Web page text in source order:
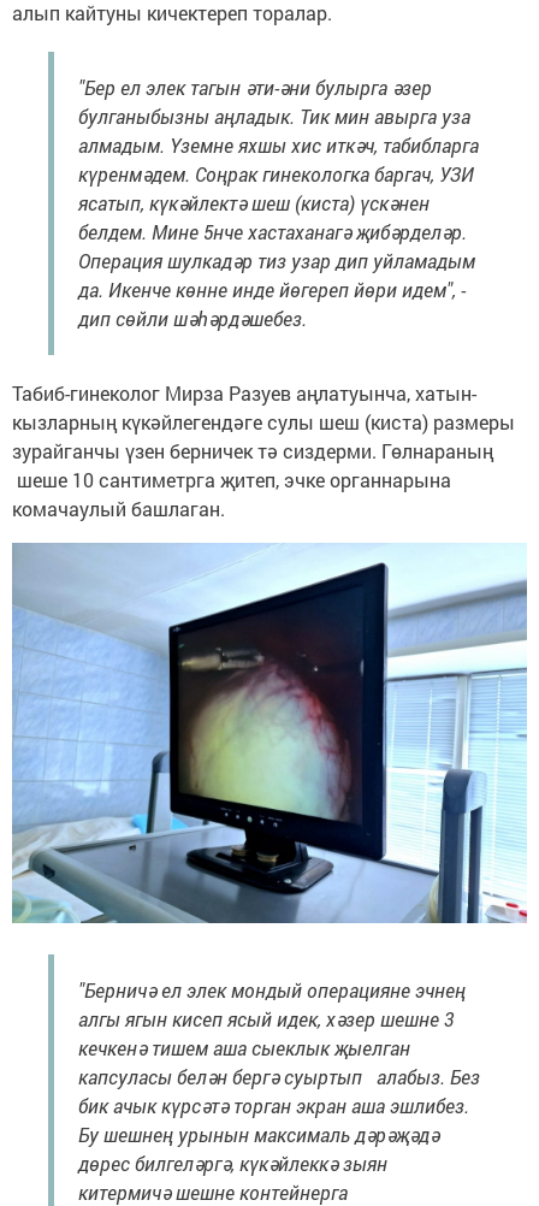
алып кайтуны кичектереп торалар.
"Бер ел элек тагын әти-әни булырга әзер
булганыбызны аңладык. Тик мин авырга уза
алмадым. Үземне яхшы хис иткәч, табибларга
күренмәдем. Соңрак гинекологка баргач, УЗИ
ясатып, күкәйлектә шеш (киста) үскәнен
белдем. Мине 5нче хастаханагә җибәрделәр.
Операция шулкадәр тиз узар дип уйламадым
да. Икенче көнне инде йөгереп йөри идем", -
дип сөйли шәһәрдәшебез.
Табиб-гинеколог Мирза Разуев аңлатуынча, хатын-
кызларның күкәйлегендәге сулы шеш (киста) размеры
зурайганчы үзен берничек тә сиздерми. Гөлнараның
шеше 10 сантиметрга җитеп, эчке органнарына
комачаулый башлаган.
"Берничә ел элек мондый операцияне эчнең
алгы ягын кисеп ясый идек, хәзер шешне 3
кечкенә тишем аша сыеклык җыелган
капсуласы белән бергә суыртып алабыз. Без
бик ачык күрсәтә торган экран аша эшлибез.
Бу шешнең урынын максималь дәрәҗәдә
дөрес билгеләргә, күкәйлеккә зыян
китермичә шешне контейнерга